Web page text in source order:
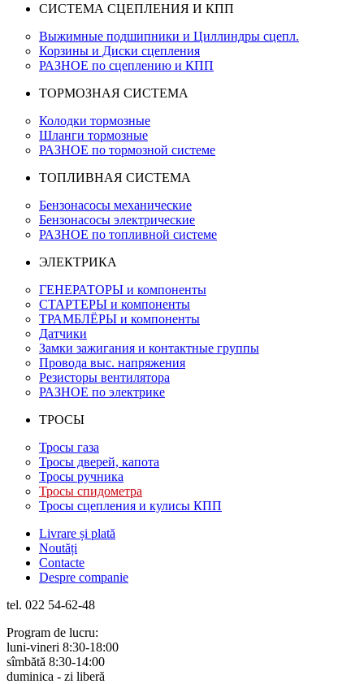
СИСТЕМА СЦЕПЛЕНИЯ И КПП
Выжимные подшипники и Циллиндры сцепл.
Корзины и Диски сцепления
РАЗНОЕ по сцеплению и КПП
ТОРМОЗНАЯ СИСТЕМА
Колодки тормозные
Шланги тормозные
РАЗНОЕ по тормозной системе
ТОПЛИВНАЯ СИСТЕМА
Бензонасосы механические
Бензонасосы электрические
РАЗНОЕ по топливной системе
ЭЛЕКТРИКА
ГЕНЕРАТОРЫ и компоненты
СТАРТЕРЫ и компоненты
ТРАМБЛЁРЫ и компоненты
Датчики
Замки зажигания и контактные группы
Провода выс. напряжения
Резисторы вентилятора
РАЗНОЕ по электрике
ТРОСЫ
Тросы газа
Тросы дверей, капота
Тросы ручника
Тросы спидометра
Тросы сцепления и кулисы КПП
Livrare și plată
Noutăți
Contacte
Despre companie
tel. 022 54-62-48
Program de lucru:
luni-vineri 8:30-18:00
sîmbătă 8:30-14:00
duminica - zi liberă